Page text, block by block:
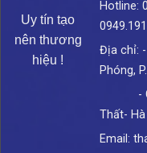
Uy tín tạo
nên thương
hiệu !
Hotline:
Địa chỉ: -
Phóng,
-
Thất- Hà
Email: